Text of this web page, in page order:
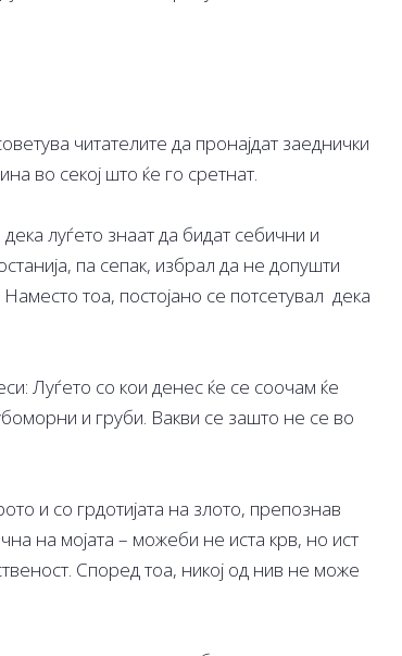
читателите да пронајдат заеднички
во секој што ќе го сретнат.
луѓето знаат да бидат себични и
па сепак, избрал да не допушти
тоа, постојано се потсетувал дека
Луѓето со кои денес ќе се соочам ќе
и груби. Вакви се зашто не се во
и со грдотијата на злото, препознав
на мојата – можеби не иста крв, но ист
Според тоа, никој од нив не може